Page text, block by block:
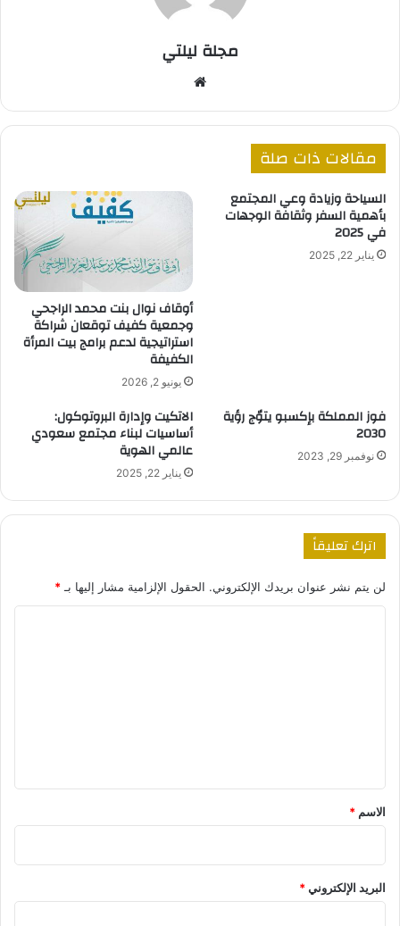
مجلة ليلتي
الوي
مقالات ذات صلة
السياحة وزيادة وعي المجتمع
بأهمية السفر وثقافة الوجهات
في 2025
يناير 22, 2025
أوقاف نوال بنت محمد الراجحي
وجمعية كفيف توقعان شراكة
استراتيجية لدعم برامج بيت المرأة
الكفيفة
يونيو 2, 2026
فوز المملكة بإكسبو يتوٌج رؤية
2030
نوفمبر 29, 2023
الاتكيت وإدارة البروتوكول:
أساسيات لبناء مجتمع سعودي
عالمي الهوية
يناير 22, 2025
اترك تعليقاً
لن يتم نشر عنوان بريدك الإلكتروني. الحقول الإلزامية مشار إليها بـ *
*
الاسم *
البريد الإلكتروني*